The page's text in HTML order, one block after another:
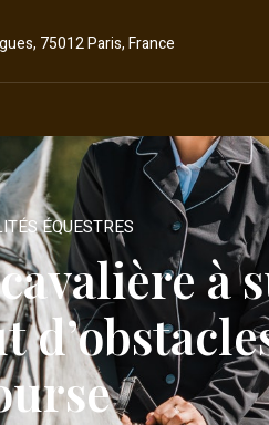
75012 Paris, France
ÉQUESTRES
à